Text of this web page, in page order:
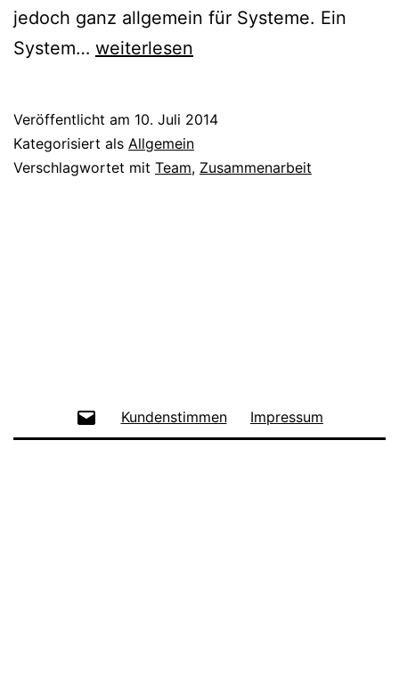
jedoch ganz allgemein für Systeme. Ein
System… Ein
mehr
als
weiterlesen
Veröffentlicht am 10. Juli 2014
Kategorisiert als Allgemein
Verschlagwortet mit Team, Zusammenarbeit
Kundenstimmen Impressum